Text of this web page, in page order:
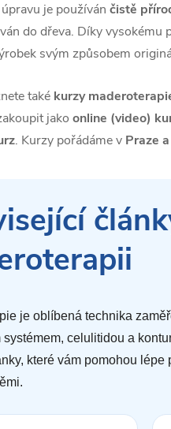
je používán čistě
do dřeva. Díky
svým způsobem
také kurzy
jako online (video)
. Kurzy pořádáme v Praze
je oblíbená technika
systémem, celulitidou a
které vám pomohou